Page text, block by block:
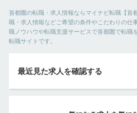
首都圏の転職・求人情報ならマイナビ転職【首
職・求人情報などご希望の条件やこだわりの仕
職ノウハウや転職支援サービスで首都圏で転職
転職サイトです。
最近見た求人を確認する